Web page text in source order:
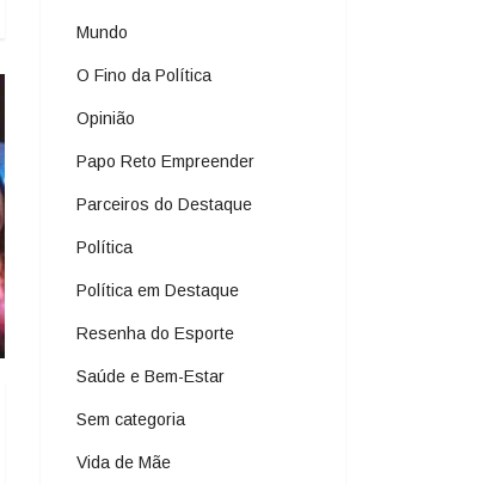
Mundo
O Fino da Política
Opinião
Papo Reto Empreender
Parceiros do Destaque
Política
Política em Destaque
Resenha do Esporte
Saúde e Bem-Estar
Sem categoria
Vida de Mãe